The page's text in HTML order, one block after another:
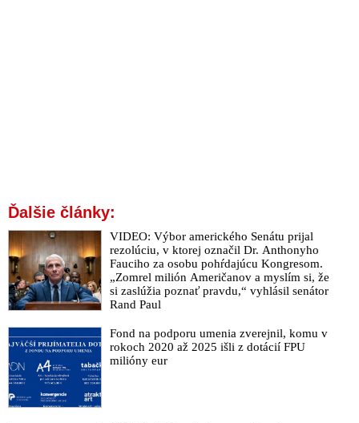
Ďalšie články:
VIDEO: Výbor amerického Senátu prijal
rezolúciu, v ktorej označil Dr. Anthonyho
Fauciho za osobu pohŕdajúcu Kongresom.
„Zomrel milión Američanov a myslím si, že
si zaslúžia poznať pravdu,“ vyhlásil senátor
Rand Paul
Fond na podporu umenia zverejnil, komu v
rokoch 2020 až 2025 išli z dotácií FPU
milióny eur